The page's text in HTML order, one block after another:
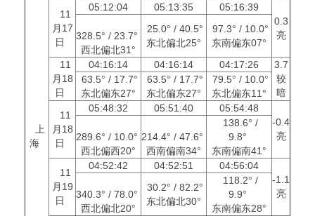
上
海
11
月17
日
05:12:04 05:13:35
05:16:39
0.3
亮
328.5° / 23.7°
西北偏北31°
25.0° / 40.5°
东北偏北25°
97.3° / 10.0°
东南偏东07°
11
月18
日
04:16:14 04:16:14 04:17:26
3.7
较
暗
63.5° / 17.7°
东北偏东27°
63.5° / 17.7°
东北偏东27°
79.5° / 10.0°
东北偏东11°
11
月18
日
05:48:32 05:51:40
05:54:48
-0.4
亮
289.6° / 10.0°
西北偏西20°
214.4° / 47.6°
西南偏南34°
138.6° /
9.8°
东南偏南41°
11
月19
日
04:52:42 04:52:51
04:56:04
-1.1
亮
340.3° / 78.0°
西北偏北20°
30.2° / 82.2°
东北偏北30°
118.2° /
9.9°
东南偏东28°